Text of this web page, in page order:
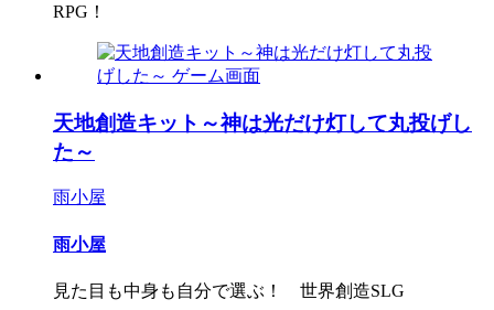
RPG！
天地創造キット～神は光だけ灯して丸投げし
た～
雨小屋
雨小屋
見た目も中身も自分で選ぶ！ 世界創造SLG